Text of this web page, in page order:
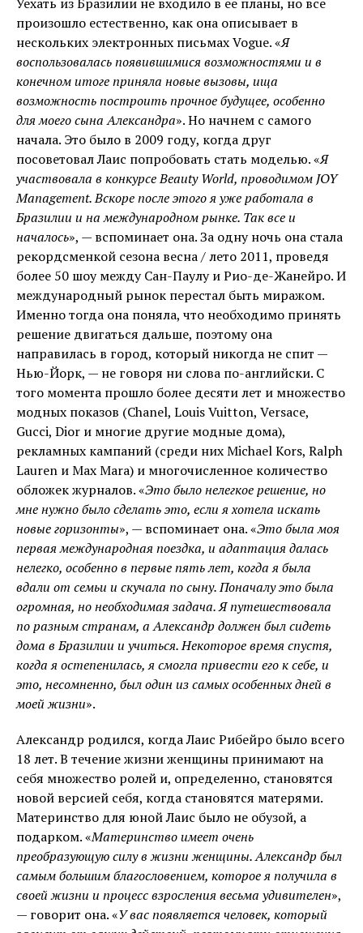
произошло естественно, как она описывает в
нескольких электронных письмах Vogue. «Я
воспользовалась появившимися возможностями и в
конечном итоге приняла новые вызовы, ища
возможность построить прочное будущее, особенно
для моего сына Александра». Но начнем с самого
начала. Это было в 2009 году, когда друг
посоветовал Лаис попробовать стать моделью. «Я
участвовала в конкурсе Beauty World, проводимом JOY
Management. Вскоре после этого я уже работала в
Бразилии и на международном рынке. Так все и
началось», — вспоминает она. За одну ночь она стала
рекордсменкой сезона весна / лето 2011, проведя
более 50 шоу между Сан-Паулу и Рио-де-Жанейро. И
международный рынок перестал быть миражом.
Именно тогда она поняла, что необходимо принять
решение двигаться дальше, поэтому она
направилась в город, который никогда не спит —
Нью-Йорк, — не говоря ни слова по-английски. С
того момента прошло более десяти лет и множество
модных показов (Chanel, Louis Vuitton, Versace,
Gucci, Dior и многие другие модные дома),
рекламных кампаний (среди них Michael Kors, Ralph
Lauren и Max Mara) и многочисленное количество
обложек журналов. «Это было нелегкое решение, но
мне нужно было сделать это, если я хотела искать
новые горизонты», — вспоминает она. «Это была моя
первая международная поездка, и адаптация далась
нелегко, особенно в первые пять лет, когда я была
вдали от семьи и скучала по сыну. Поначалу это была
огромная, но необходимая задача. Я путешествовала
по разным странам, а Александр должен был сидеть
дома в Бразилии и учиться. Некоторое время спустя,
когда я остепенилась, я смогла привести его к себе, и
это, несомненно, был один из самых особенных дней в
моей жизни».
Александр родился, когда Лаис Рибейро было всего
18 лет. В течение жизни женщины принимают на
себя множество ролей и, определенно, становятся
новой версией себя, когда становятся матерями.
Материнство для юной Лаис было не обузой, а
подарком. «Материнство имеет очень
преобразующую силу в жизни женщины. Александр был
самым большим благословением, которое я получила в
своей жизни и процесс взросления весьма удивителен»,
— говорит она. «У вас появляется человек, который